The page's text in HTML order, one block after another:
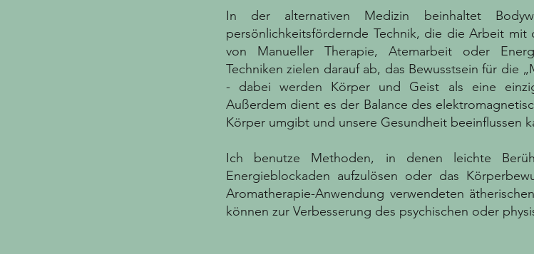
In der alternativen Medizin beinhaltet
persönlichkeitsfördernde Technik, die die Arbeit mit
von Manueller Therapie, Atemarbeit oder
Techniken zielen darauf ab, das Bewusstsein für die
- dabei werden Körper und Geist als eine
Außerdem dient es der Balance des
Körper umgibt und unsere Gesundheit beeinflussen
Ich benutze Methoden, in denen leichte
Energieblockaden aufzulösen oder das
Aromatherapie-Anwendung verwendeten
können zur Verbesserung des psychischen oder